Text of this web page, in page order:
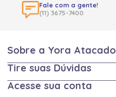
Fale com a gente!
(11) 3675-7400
Sobre a Yora Atacado
Tire suas Dúvidas
Acesse sua conta